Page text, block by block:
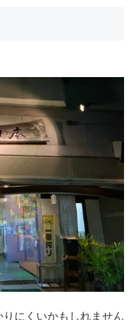
にくいかもしれません